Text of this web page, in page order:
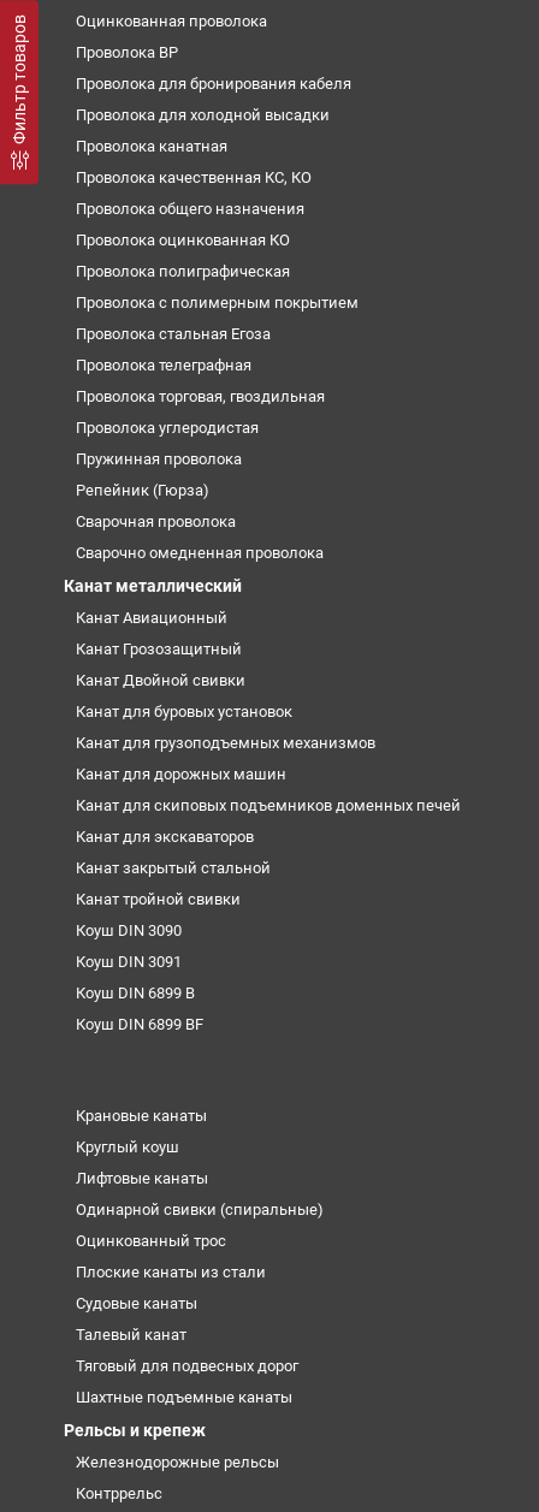
Фильтр товаров
Оцинкованная проволока
Проволока ВР
Проволока для бронирования кабеля
Проволока для холодной высадки
Проволока канатная
Проволока качественная КС, КО
Проволока общего назначения
Проволока оцинкованная КО
Проволока полиграфическая
Проволока с полимерным покрытием
Проволока стальная Егоза
Проволока телеграфная
Проволока торговая, гвоздильная
Проволока углеродистая
Пружинная проволока
Репейник (Гюрза)
Сварочная проволока
Сварочно омедненная проволока
Канат металлический
Канат Авиационный
Канат Грозозащитный
Канат Двойной свивки
Канат для буровых установок
Канат для грузоподъемных механизмов
Канат для дорожных машин
Канат для скиповых подъемников доменных печей
Канат для экскаваторов
Канат закрытый стальной
Канат тройной свивки
Коуш DIN 3090
Коуш DIN 3091
Коуш DIN 6899 B
Коуш DIN 6899 BF
Крановые канаты
Круглый коуш
Лифтовые канаты
Одинарной свивки (спиральные)
Оцинкованный трос
Плоские канаты из стали
Судовые канаты
Талевый канат
Тяговый для подвесных дорог
Шахтные подъемные канаты
Рельсы и крепеж
Железнодорожные рельсы
Контррельс